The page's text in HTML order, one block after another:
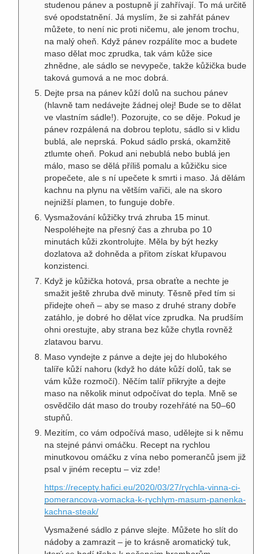
studenou pánev a postupně jí zahřívají. To má určitě
své opodstatnění. Já myslím, že si zahřát pánev
můžete, to není nic proti ničemu, ale jenom trochu,
na malý oheň. Když pánev rozpálíte moc a budete
maso dělat moc zprudka, tak vám kůže sice
zhnědne, ale sádlo se nevypeče, takže kůžička bude
taková gumová a ne moc dobrá.
Dejte prsa na pánev kůží dolů na suchou pánev
(hlavně tam nedávejte žádnej olej! Bude se to dělat
ve vlastním sádle!). Pozorujte, co se děje. Pokud je
pánev rozpálená na dobrou teplotu, sádlo si v klidu
bublá, ale neprská. Pokud sádlo prská, okamžitě
ztlumte oheň. Pokud ani nebublá nebo bublá jen
málo, maso se dělá příliš pomalu a kůžičku sice
propečete, ale s ní upečete k smrti i maso. Já dělám
kachnu na plynu na větším vařiči, ale na skoro
nejnižší plamen, to funguje dobře.
Vysmažování kůžičky trvá zhruba 15 minut.
Nespoléhejte na přesný čas a zhruba po 10
minutách kůži zkontrolujte. Měla by být hezky
dozlatova až dohněda a přitom získat křupavou
konzistenci.
Když je kůžička hotová, prsa obraťte a nechte je
smažit ještě zhruba dvě minuty. Těsně před tím si
přidejte oheň – aby se maso z druhé strany dobře
zatáhlo, je dobré ho dělat více zprudka. Na prudším
ohni orestujte, aby strana bez kůže chytla rovněž
zlatavou barvu.
Maso vyndejte z pánve a dejte jej do hlubokého
talíře kůží nahoru (když ho dáte kůží dolů, tak se
vám kůže rozmočí). Něčím talíř přikryjte a dejte
maso na několik minut odpočívat do tepla. Mně se
osvědčilo dát maso do trouby rozehřáté na 50–60
stupňů.
Mezitím, co vám odpočívá maso, udělejte si k němu
na stejné pánvi omáčku. Recept na rychlou
minutkovou omáčku z vína nebo pomerančů jsem již
psal v jiném receptu – viz zde!
https://recepty.hafici.eu/2020/03/27/rychla-vinna-ci-
pomerancova-vomacka-k-rychlym-masum-panenka-
kachna-steak/
Vysmažené sádlo z pánve slejte. Můžete ho slít do
nádoby a zamrazit – je to krásně aromatický tuk,